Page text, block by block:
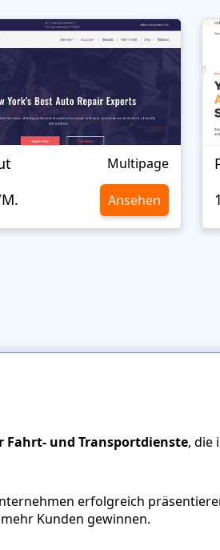
Multipage
Ansehen
Fahrt- und Transportdienste, die
erfolgreich
Kunden gewinnen.